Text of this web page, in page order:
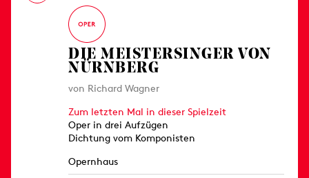
DIE MEISTERSINGER VON
NÜRNBERG
von Richard Wagner
Zum letzten Mal in dieser Spielzeit
Oper in drei Aufzügen
Dichtung vom Komponisten
Opernhaus